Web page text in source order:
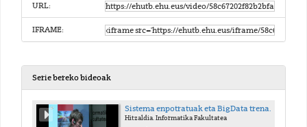
URL:
IFRAME:
Serie bereko bideoak
Sistema enpotratuak eta BigData trenaplikazioetan
Hitzaldia. Informatika Fakultatea